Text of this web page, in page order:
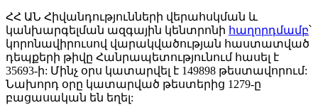
ՀՀ ԱՆ Հիվանդությունների վերահսկման և
կանխարգելման ազգային կենտրոնի հաղորդմամբ՝
կորոնավիրուսով վարակվածության հաստատված
դեպքերի թիվը Հանրապետությունում հասել է
35693-ի: Մինչ օրս կատարվել է 149898 թեստավորում:
Նախորդ օրը կատարված թեստերից 1279-ը
բացասական են եղել: